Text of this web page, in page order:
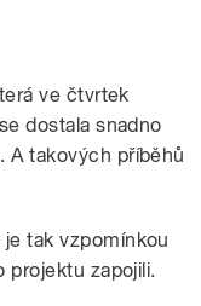
ve čtvrtek
dostala snadno
A takových příběhů
tak vzpomínkou
projektu zapojili.